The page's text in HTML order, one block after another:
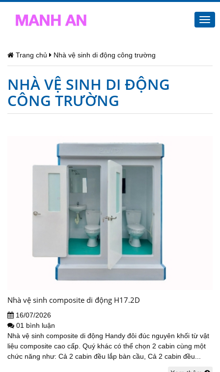
Trang chủ Nhà vệ sinh di động công trường
NHÀ VỆ SINH DI ĐỘNG
CÔNG TRƯỜNG
Nhà vệ sinh composite di động H17.2D
16/07/2026
01 bình luận
Nhà vệ sinh composite di động Handy đôi đúc nguyên khối từ vật
liệu composite cao cấp. Quý khác có thể chọn 2 cabin cùng một
chức năng như: Cả 2 cabin đều lắp bàn cầu, Cả 2 cabin đều...